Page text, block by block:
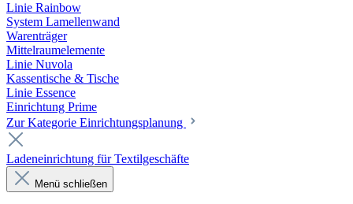
Linie Rainbow
System Lamellenwand
Warenträger
Mittelraumelemente
Linie Nuvola
Kassentische & Tische
Linie Essence
Einrichtung Prime
Zur Kategorie Einrichtungsplanung
Ladeneinrichtung für Textilgeschäfte
Menü schließen